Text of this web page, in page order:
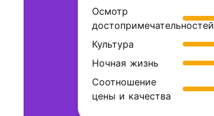
Осмотр
достопримечательностей
Культура
Ночная жизнь
Соотношение
цены и качества